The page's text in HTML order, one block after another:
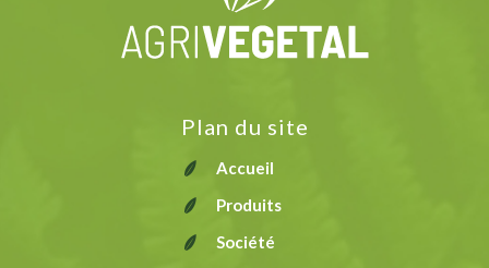
Plan du site
Accueil
Produits
Société